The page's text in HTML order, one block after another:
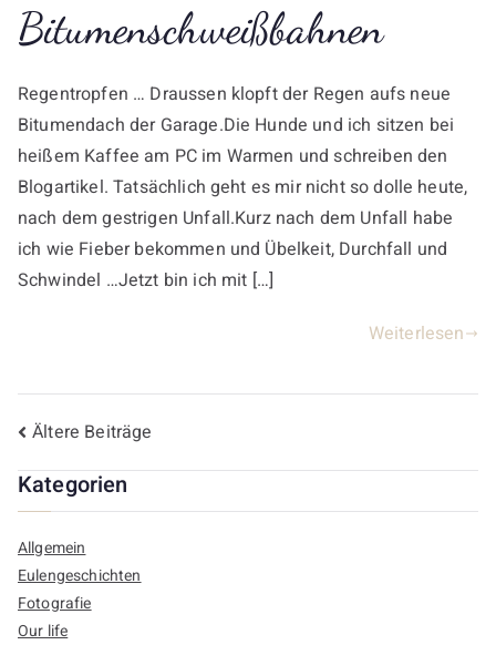
Bitumenschweißbahnen
Regentropfen … Draussen klopft der Regen aufs neue
Bitumendach der Garage.Die Hunde und ich sitzen bei
heißem Kaffee am PC im Warmen und schreiben den
Blogartikel. Tatsächlich geht es mir nicht so dolle heute,
nach dem gestrigen Unfall.Kurz nach dem Unfall habe
ich wie Fieber bekommen und Übelkeit, Durchfall und
Schwindel …Jetzt bin ich mit […]
Weiterlesen
Beitragsnavigation
Ältere Beiträge
Kategorien
Allgemein
Eulengeschichten
Fotografie
Our life